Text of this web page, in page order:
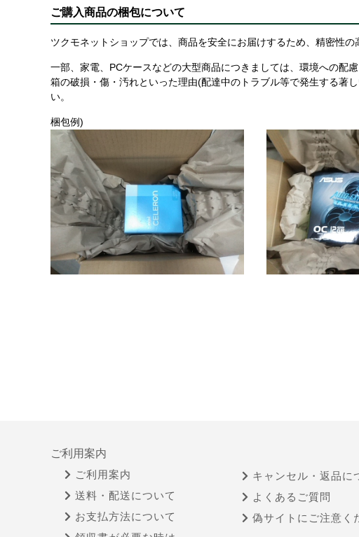
ご購入商品の梱包について
ツクモネットショップでは、商品を安全にお届けするため、精密性
一部、家電、PCケースなどの大型商品につきましては、環境への配
箱の破損・傷・汚れといった理由(配達中のトラブル等で発生する著
い。
梱包例)
ご利用案内
ご利用案内
送料・配送について
お支払方法について
キャンセル・返品に
よくあるご質問
偽サイトにご注意く